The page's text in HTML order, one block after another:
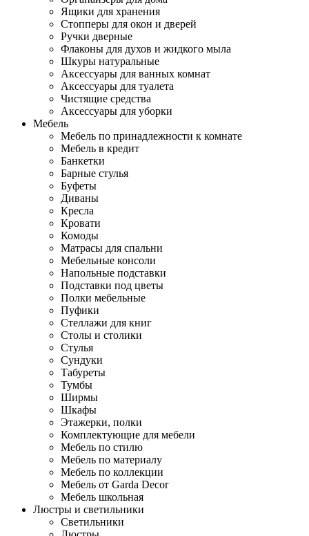
Ящики для хранения
Стопперы для окон и дверей
Ручки дверные
Флаконы для духов и жидкого мыла
Шкуры натуральные
Аксессуары для ванных комнат
Аксессуары для туалета
Чистящие средства
Аксессуары для уборки
Мебель
Мебель по принадлежности к комнате
Мебель в кредит
Банкетки
Барные стулья
Буфеты
Диваны
Кресла
Кровати
Комоды
Матрасы для спальни
Мебельные консоли
Напольные подставки
Подставки под цветы
Полки мебельные
Пуфики
Стеллажи для книг
Столы и столики
Стулья
Сундуки
Табуреты
Тумбы
Ширмы
Шкафы
Этажерки, полки
Комплектующие для мебели
Мебель по стилю
Мебель по материалу
Мебель по коллекции
Мебель от Garda Decor
Мебель школьная
Люстры и светильники
Светильники